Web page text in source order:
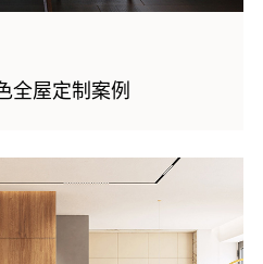
全屋定制案例